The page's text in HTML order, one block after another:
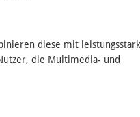
diese mit
die Multimedia- und